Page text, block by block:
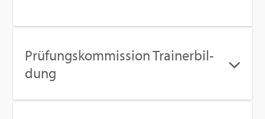
Prü­fungs­kom­mis­si­on Trai­ner­bil­
dung